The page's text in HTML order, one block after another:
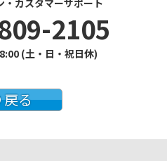
・カスタマーサポート
2105
(土・日・祝日休)
戻る